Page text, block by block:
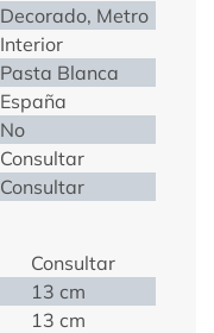
Decorado, Metro
Interior
Pasta Blanca
España
No
Consultar
Consultar
Consultar
13 cm
13 cm